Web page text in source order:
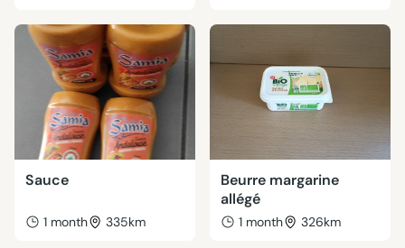
Sauce
1 month 335km
Beurre margarine
allégé
1 month 326km